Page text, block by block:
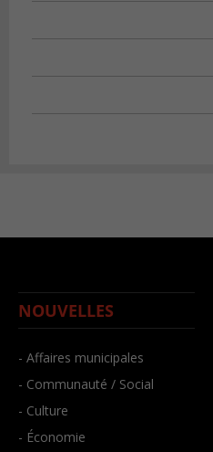
NOUVELLES
- Affaires municipales
- Communauté / Social
- Culture
- Économie